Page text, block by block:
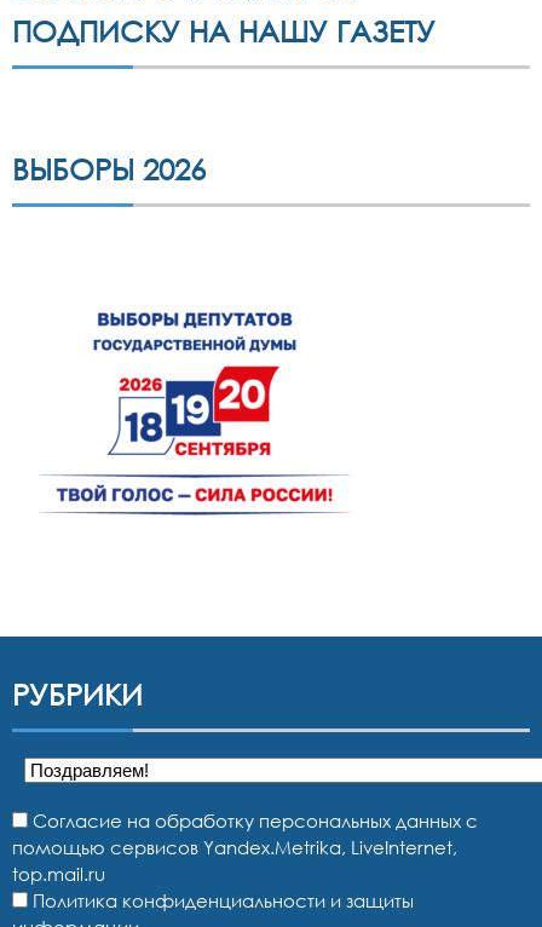
ПОДПИСКУ НА НАШУ ГАЗЕТУ
ВЫБОРЫ 2026
РУБРИКИ
Рубрики
Согласие на обработку персональных данных с
помощью сервисов Yandex.Metrika, LiveInternet,
top.mail.ru
Политика конфиденциальности и защиты